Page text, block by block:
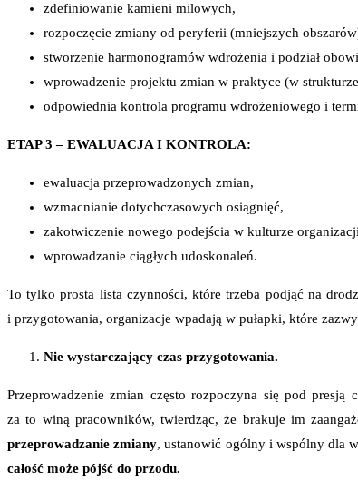
zdefiniowanie kamieni milowych,
rozpoczęcie zmiany od peryferii (mniejszych
stworzenie harmonogramów wdrożenia i podział
wprowadzenie projektu zmian w praktyce (w
odpowiednia kontrola programu wdrożeniowego i
ETAP 3 – EWALUACJA I KONTROLA:
ewaluacja przeprowadzonych zmian,
wzmacnianie dotychczasowych osiągnięć,
zakotwiczenie nowego podejścia w kulturze
wprowadzanie ciągłych udoskonaleń.
To tylko prosta lista czynności, które trzeba podjąć na
i przygotowania, organizacje wpadają w pułapki, które
Nie wystarczający czas przygotowania.
Przeprowadzenie zmian często rozpoczyna się pod
za to winą pracowników, twierdząc, że brakuje im
przeprowadzanie zmiany, ustanowić ogólny i wspólny dla
całość może pójść do przodu.